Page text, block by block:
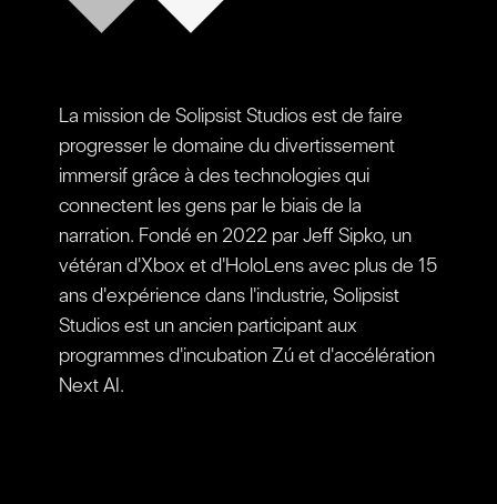
La mission de Solipsist Studios est de faire
progresser le domaine du divertissement
immersif grâce à des technologies qui
connectent les gens par le biais de la
narration. Fondé en 2022 par Jeff Sipko, un
vétéran d'Xbox et d'HoloLens avec plus de 15
ans d'expérience dans l'industrie, Solipsist
Studios est un ancien participant aux
programmes d'incubation Zú et d'accélération
Next AI.